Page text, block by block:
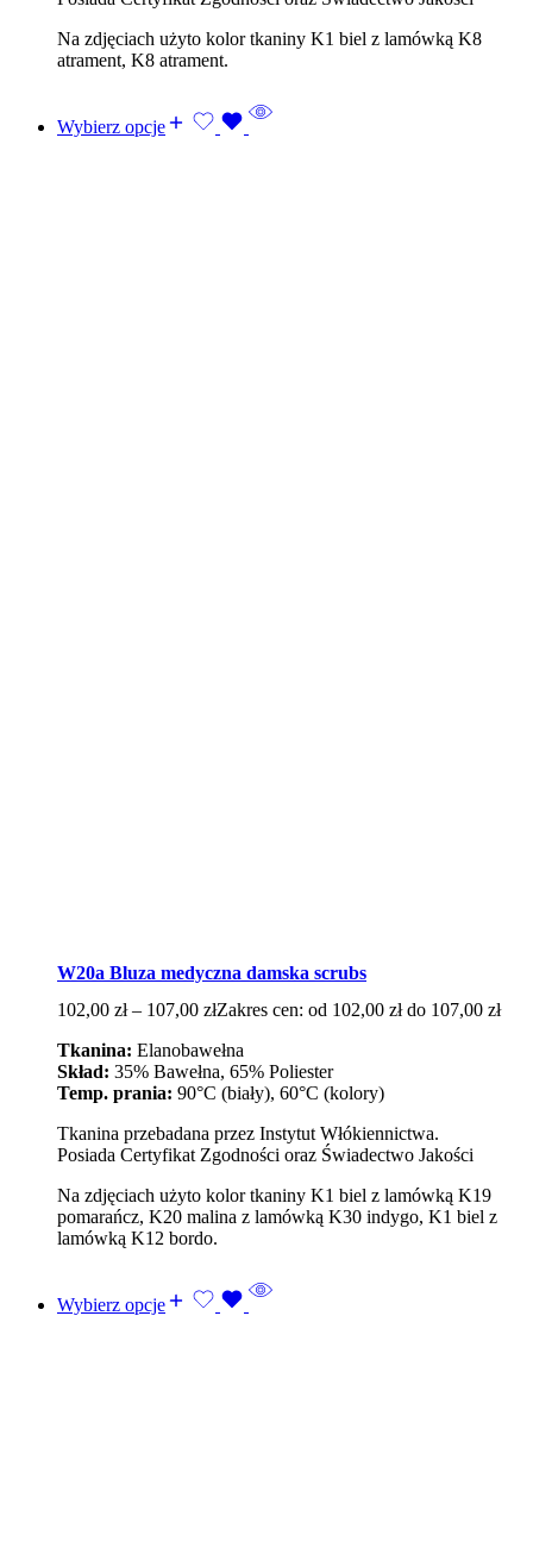
Na zdjęciach użyto kolor tkaniny K1 biel z lamówką K8
atrament, K8 atrament.
Wybierz opcje
W20a Bluza medyczna damska scrubs
102,00 zł – 107,00 złZakres cen: od 102,00 zł do 107,00 zł
Tkanina: Elanobawełna
Skład: 35% Bawełna, 65% Poliester
Temp. prania: 90°C (biały), 60°C (kolory)
Tkanina przebadana przez Instytut Włókiennictwa.
Posiada Certyfikat Zgodności oraz Świadectwo Jakości
Na zdjęciach użyto kolor tkaniny K1 biel z lamówką K19
pomarańcz, K20 malina z lamówką K30 indygo, K1 biel z
lamówką K12 bordo.
Wybierz opcje